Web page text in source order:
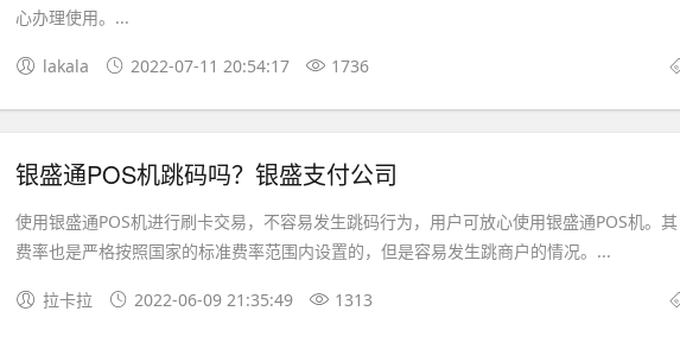
心办理使用。...
lakala 2022-07-11 20:54:17 1736
银盛通POS机跳码吗？银盛支付公司
使用银盛通POS机进行刷卡交易，不容易发生跳码行为，用户可放心使用银盛通POS机。其
费率也是严格按照国家的标准费率范围内设置的，但是容易发生跳商户的情况。...
拉卡拉 2022-06-09 21:35:49 1313